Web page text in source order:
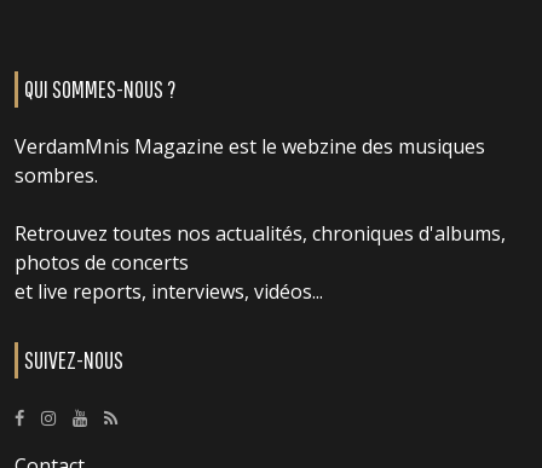
QUI SOMMES-NOUS ?
VerdamMnis Magazine est le webzine des musiques
sombres.
Retrouvez toutes nos actualités, chroniques d'albums,
photos de concerts
et live reports, interviews, vidéos...
SUIVEZ-NOUS